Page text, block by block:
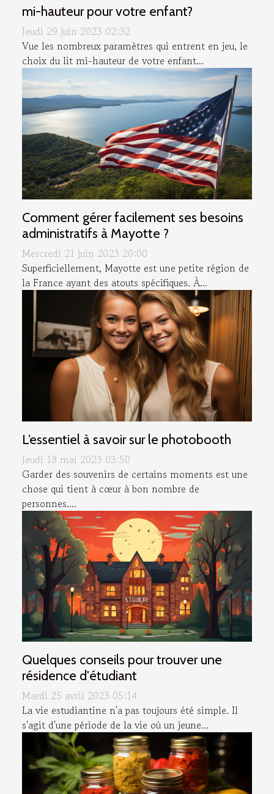
mi-hauteur pour votre enfant?
Jeudi 29 juin 2023 02:32
Vue les nombreux paramètres qui entrent en jeu, le
choix du lit mi-hauteur de votre enfant...
Comment gérer facilement ses besoins
administratifs à Mayotte ?
Mercredi 21 juin 2023 20:00
Superficiellement, Mayotte est une petite région de
la France ayant des atouts spécifiques. À...
L’essentiel à savoir sur le photobooth
Jeudi 18 mai 2023 03:50
Garder des souvenirs de certains moments est une
chose qui tient à cœur à bon nombre de
personnes....
Quelques conseils pour trouver une
résidence d'étudiant
Mardi 25 avril 2023 05:14
La vie estudiantine n'a pas toujours été simple. Il
s'agit d'une période de la vie où un jeune...